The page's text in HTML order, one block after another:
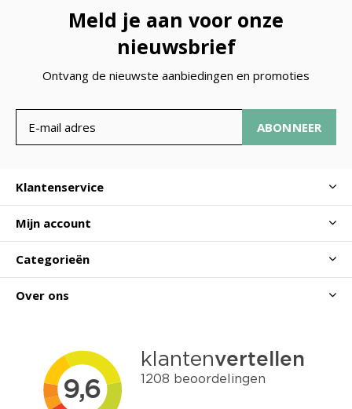
Meld je aan voor onze
nieuwsbrief
Ontvang de nieuwste aanbiedingen en promoties
ABONNEER
Klantenservice
Mijn account
Categorieën
Over ons